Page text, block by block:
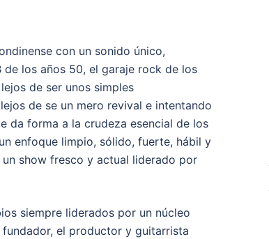
con un sonido único,
los años 50, el garaje rock de los
de ser unos simples
de se un mero revival e intentando
da forma a la crudeza esencial de los
enfoque limpio, sólido, fuerte, hábil y
show fresco y actual liderado por
siempre liderados por un núcleo
el productor y guitarrista